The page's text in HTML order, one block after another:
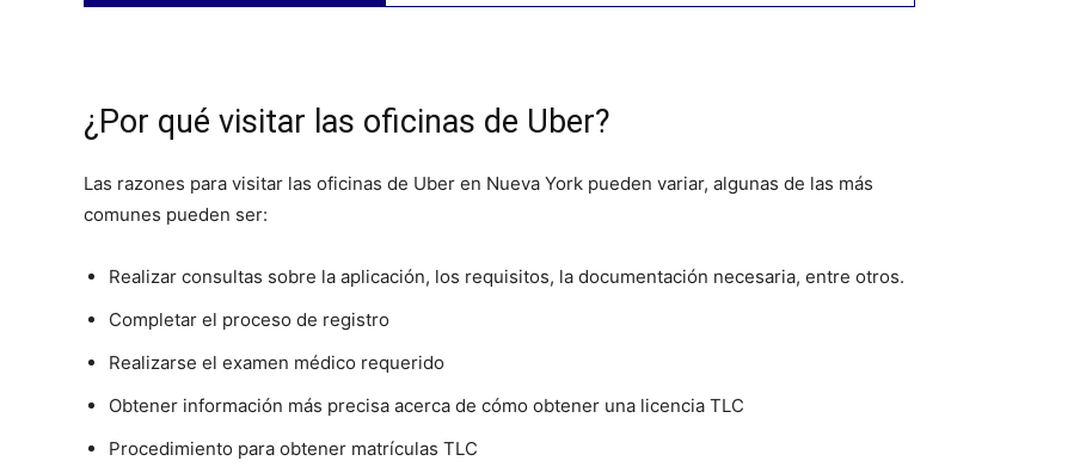
¿Por qué visitar las oficinas de Uber?
Las razones para visitar las oficinas de Uber en Nueva York pueden variar, algunas de las más
comunes pueden ser:
Realizar consultas sobre la aplicación, los requisitos, la documentación necesaria, entre otros.
Completar el proceso de registro
Realizarse el examen médico requerido
Obtener información más precisa acerca de cómo obtener una licencia TLC
Procedimiento para obtener matrículas TLC